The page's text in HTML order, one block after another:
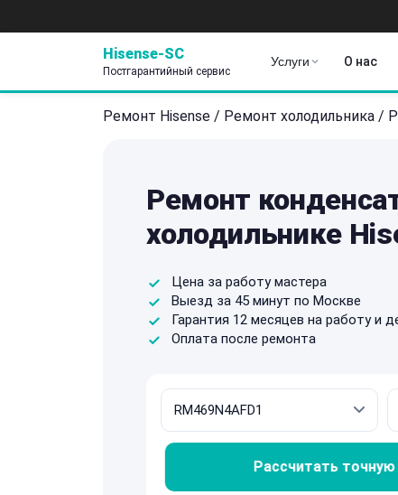
Hisense-SC
Постгарантийный сервис
Услуги О нас
Ремонт Hisense / Ремонт холодильника /
Ремонт
холодильнике
Цена за работу мастера
Выезд за 45 минут по Москве
Гарантия 12 месяцев на работу и
Оплата после ремонта
Рассчитать точную